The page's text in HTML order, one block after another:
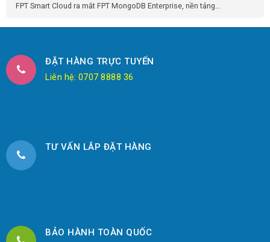
FPT Smart Cloud ra mắt FPT MongoDB Enterprise, nền tảng...
ĐẶT HÀNG TRỰC TUYẾN
Liên hệ: 0707 8888 36
TƯ VẤN LẮP ĐẶT HÀNG
BẢO HÀNH TOÀN QUỐC